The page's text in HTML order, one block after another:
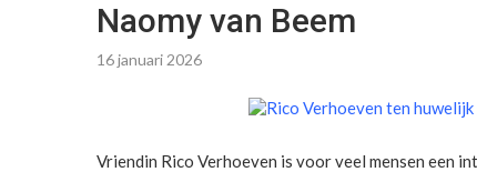
Naomy van Beem
16 januari 2026
Vriendin Rico Verhoeven is voor veel mensen een